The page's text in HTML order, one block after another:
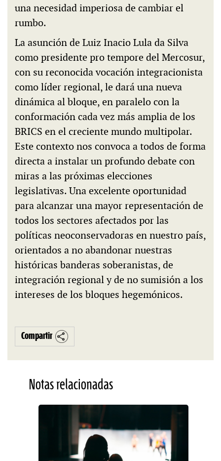
una necesidad imperiosa de cambiar el
rumbo.
La asunción de Luiz Inacio Lula da Silva
como presidente pro tempore del Mercosur,
con su reconocida vocación integracionista
como líder regional, le dará una nueva
dinámica al bloque, en paralelo con la
conformación cada vez más amplia de los
BRICS en el creciente mundo multipolar.
Este contexto nos convoca a todos de forma
directa a instalar un profundo debate con
miras a las próximas elecciones
legislativas. Una excelente oportunidad
para alcanzar una mayor representación de
todos los sectores afectados por las
políticas neoconservadoras en nuestro país,
orientados a no abandonar nuestras
históricas banderas soberanistas, de
integración regional y de no sumisión a los
intereses de los bloques hegemónicos.
Compartir
Notas relacionadas